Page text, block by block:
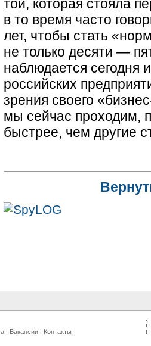
той, которая стояла
в то время часто
лет, чтобы стать
не только десяти —
наблюдается сегодня
российских
зрения своего
мы сейчас проходим,
быстрее, чем другие
| Вакансии | Контакты